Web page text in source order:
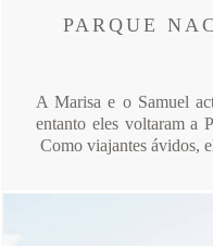
PARQUE
A Marisa e o Samuel
entanto eles voltaram a
Como viajantes ávidos,